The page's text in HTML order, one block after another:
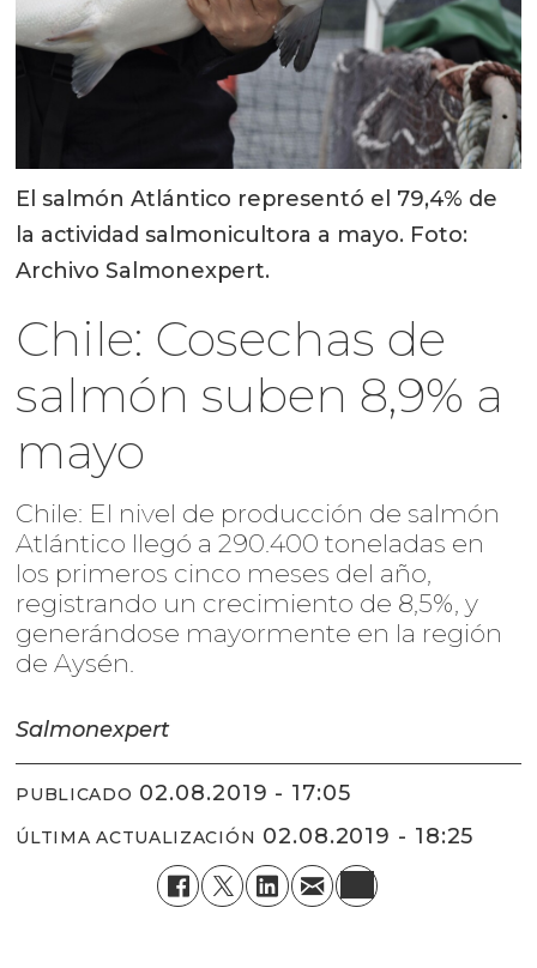
El salmón Atlántico representó el 79,4% de
la actividad salmonicultora a mayo. Foto:
Archivo Salmonexpert.
Chile: Cosechas de
salmón suben 8,9% a
mayo
Chile: El nivel de producción de salmón
Atlántico llegó a 290.400 toneladas en
los primeros cinco meses del año,
registrando un crecimiento de 8,5%, y
generándose mayormente en la región
de Aysén.
Salmonexpert
PUBLICADO 02.08.2019 - 17:05
ÚLTIMA ACTUALIZACIÓN 02.08.2019 - 18:25